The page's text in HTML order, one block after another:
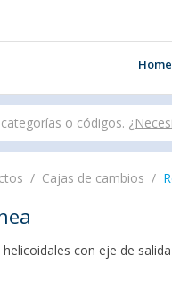
o códigos.
Cajas de cambios
con eje de